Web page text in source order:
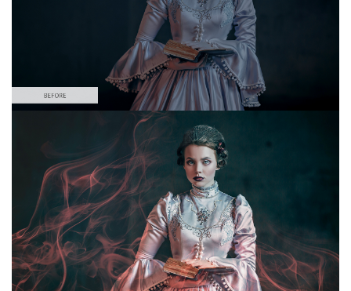
Please select
Free PNG Overlay #2
Small 800*533px
Smoke Effect